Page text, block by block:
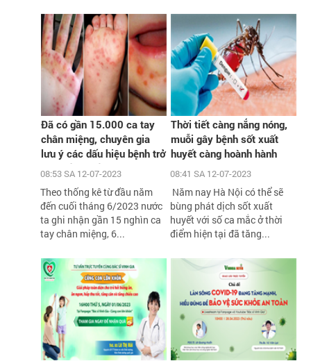
Đã có gần 15.000 ca tay
chân miệng, chuyên gia
lưu ý các dấu hiệu bệnh trở
nặng cần biết
08:53 SA 12-07-2023
Theo thống kê từ đầu năm
đến cuối tháng 6/2023 nước
ta ghi nhận gần 15 nghìn ca
tay chân miệng, 6...
Thời tiết càng nắng nóng,
muỗi gây bệnh sốt xuất
huyết càng hoành hành
08:41 SA 12-07-2023
Năm nay Hà Nội có thể sẽ
bùng phát dịch sốt xuất
huyết với số ca mắc ở thời
điểm hiện tại đã tăng...